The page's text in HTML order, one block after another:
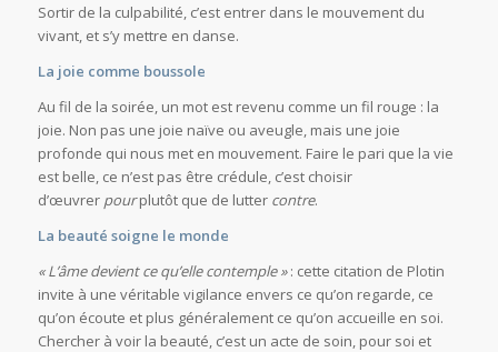
Sortir de la culpabilité, c’est entrer dans le mouvement du
vivant, et s’y mettre en danse.
La joie comme boussole
Au fil de la soirée, un mot est revenu comme un fil rouge : la
joie. Non pas une joie naïve ou aveugle, mais une joie
profonde qui nous met en mouvement. Faire le pari que la vie
est belle, ce n’est pas être crédule, c’est choisir
d’œuvrer pourplutôt que de lutter contre.
La beauté soigne le monde
« L’âme devient ce qu’elle contemple »: cette citation de Plotin
invite à une véritable vigilance envers ce qu’on regarde, ce
qu’on écoute et plus généralement ce qu’on accueille en soi.
Chercher à voir la beauté, c’est un acte de soin, pour soi et